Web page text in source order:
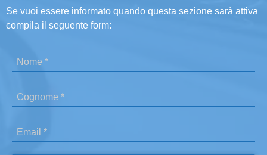
Se vuoi essere informato quando questa sezione sarà attiva
compila il seguente form: